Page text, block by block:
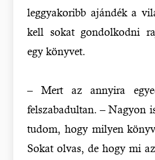
leggyakoribb ajándék a
kell sokat gondolkodni
egy könyvet.
– Mert az annyira
felszabadultan. – Nagyon
tudom, hogy milyen
Sokat olvas, de hogy mi